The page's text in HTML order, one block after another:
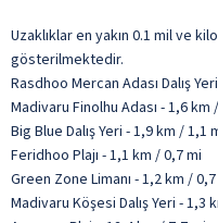
Uzaklıklar en yakın 0.1 mil ve
gösterilmektedir.
Rasdhoo Mercan Adası Dalış
Madivaru Finolhu Adası - 1,6 km
Big Blue Dalış Yeri - 1,9 km / 1,1
Feridhoo Plajı - 1,1 km / 0,7 mi
Green Zone Limanı - 1,2 km /
Madivaru Köşesi Dalış Yeri - 1,3